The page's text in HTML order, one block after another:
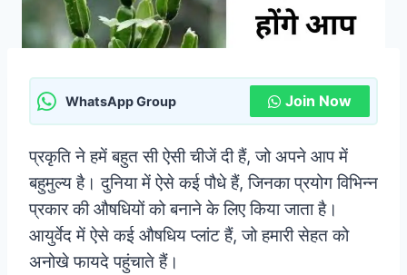
WhatsApp Group Join Now
प्रकृति ने हमें बहुत सी ऐसी चीजें दी हैं, जो अपने आप में
बहुमुल्य है। दुनिया में ऐसे कई पौधे हैं, जिनका प्रयोग विभिन्न
प्रकार की औषधियों को बनाने के लिए किया जाता है।
आयुर्वेद में ऐसे कई औषधिय प्लांट हैं, जो हमारी सेहत को
अनोखे फायदे पहुंचाते हैं।